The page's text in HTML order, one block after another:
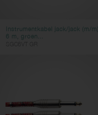
Instrumentkabel jack/jack (m/m),
6 m, groen...